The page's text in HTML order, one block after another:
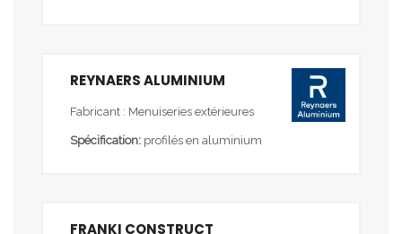
REYNAERS ALUMINIUM
Fabricant : Menuiseries extérieures
Spécification: profilés en aluminium
FRANKI CONSTRUCT